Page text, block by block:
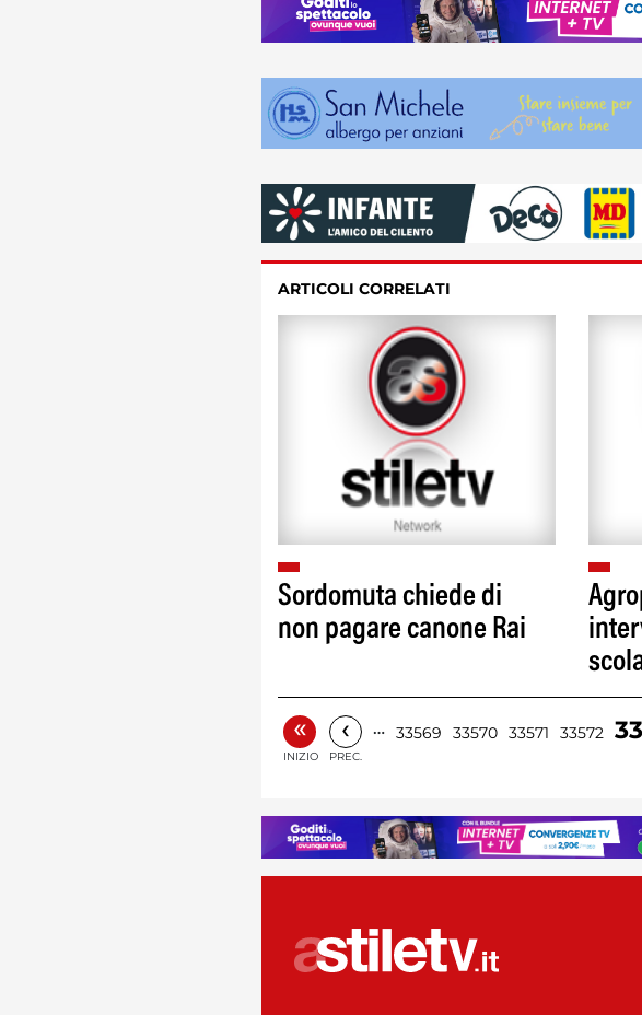
ARTICOLI CORRELATI
Sordomuta chiede di
non pagare canone Rai
«
INIZIO
‹
PREC.
… 33569 33570 33571 33572